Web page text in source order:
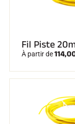
Fil Piste
À partir de